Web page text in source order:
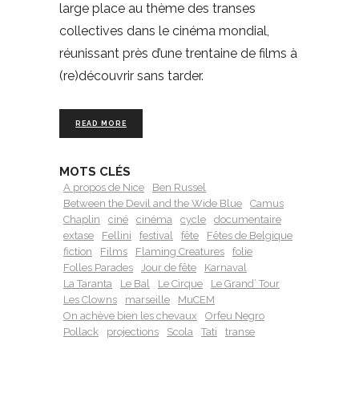
large place au thème des transes
collectives dans le cinéma mondial,
réunissant près d’une trentaine de films à
(re)découvrir sans tarder.
READ MORE
MOTS CLÉS
A propos de Nice
Ben Russel
Between the Devil and the Wide Blue
Camus
Chaplin
ciné cinéma cycle
documentaire
extase
Fellini festival fête
Fêtes de Belgique
fiction
Films Flaming Creatures
folie
Folles Parades
Jour de fête
Karnaval
La Taranta
Le Bal Le Cirque
Le Grand’ Tour
Les Clowns
marseille
MuCEM
On achève bien les chevaux
Orfeu Negro
Pollack
projections Scola Tati transe